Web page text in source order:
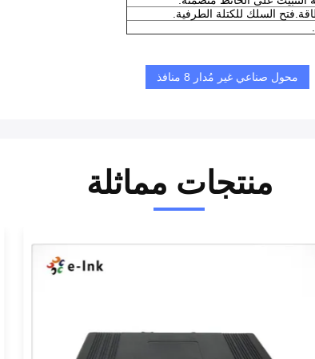
محول صناعي غير مُدار 8 منافذ
منتجات مماثلة